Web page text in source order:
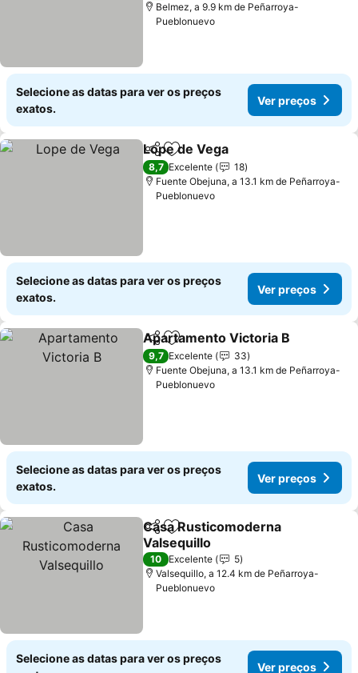
Belmez, a 9.9 km de Peñarroya-
Pueblonuevo
Selecione as datas para ver os preços
exatos.
Ver preços
PartilharAdicionar aos favoritos
Lope de Vega
8,7 Excelente
18
Fuente Obejuna, a 13.1 km de Peñarroya-
Pueblonuevo
Selecione as datas para ver os preços
exatos.
Ver preços
PartilharAdicionar aos favoritos
Apartamento Victoria B
9,7 Excelente
33
Fuente Obejuna, a 13.1 km de Peñarroya-
Pueblonuevo
Selecione as datas para ver os preços
exatos.
Ver preços
PartilharAdicionar aos favoritos
Casa Rusticomoderna
Valsequillo
10 Excelente
5
Valsequillo, a 12.4 km de Peñarroya-
Pueblonuevo
Selecione as datas para ver os preços
Ver preços